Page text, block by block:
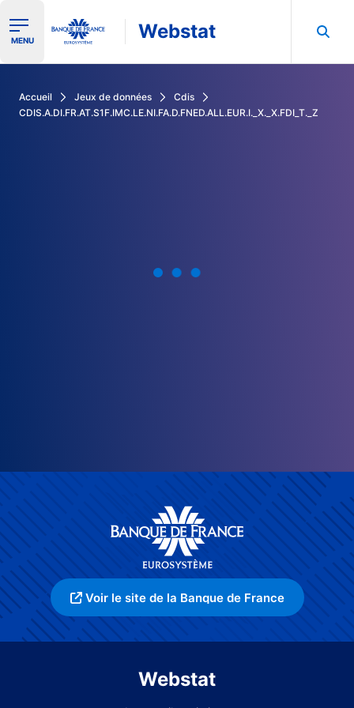
Ouvrir le menu de navigation
MENU Webstat
Accueil Jeux de données
Cdis
CDIS.A.DI.FR.AT.S1F.IMC.LE.NI.FA.D.FNED.ALL.EUR.I._X._X.FDI_T._Z
Voir le site de la Banque de France
Webstat